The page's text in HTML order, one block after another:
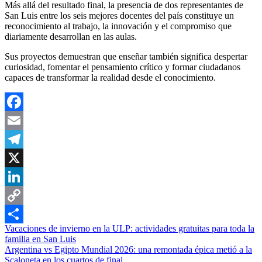
Más allá del resultado final, la presencia de dos representantes de
San Luis entre los seis mejores docentes del país constituye un
reconocimiento al trabajo, la innovación y el compromiso que
diariamente desarrollan en las aulas.
Sus proyectos demuestran que enseñar también significa despertar
curiosidad, fomentar el pensamiento crítico y formar ciudadanos
capaces de transformar la realidad desde el conocimiento.
Facebook
Email
Telegram
X
LinkedIn
Copy
Link
Compartir
Navegación
de
Vacaciones de invierno en la ULP: actividades gratuitas para toda la
familia en San Luis
Argentina vs Egipto Mundial 2026: una remontada épica metió a la